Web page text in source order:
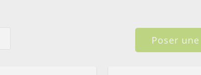
Poser